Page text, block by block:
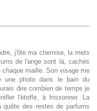
j'ôte ma chemise, la mets
de l'ange sont là, cachés
maille. Son visage me
une photo dans le bain du
dire combien de temps je
l'étoffe, à frissonner. La
des restes de parfums